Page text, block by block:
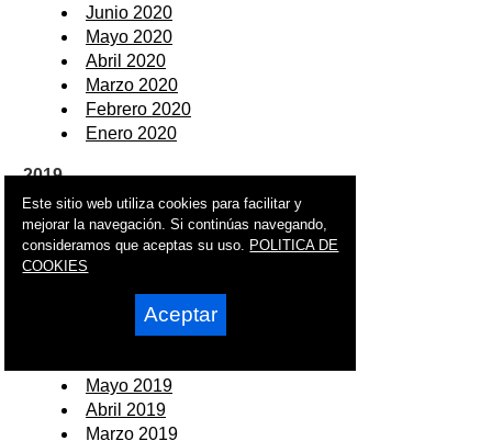
Junio 2020
Mayo 2020
Abril 2020
Marzo 2020
Febrero 2020
Enero 2020
2019
Diciembre 2019
Noviembre 2019
Octubre 2019
Agosto 2019
Julio 2019
Mayo 2019
Abril 2019
Marzo 2019
Este sitio web utiliza cookies para facilitar y
mejorar la navegación. Si continúas navegando,
consideramos que aceptas su uso. POLITICA DE
COOKIES
Aceptar